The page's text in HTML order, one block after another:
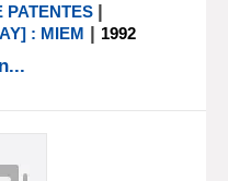
PATENTES |
: MIEM | 1992